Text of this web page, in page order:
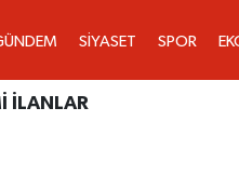
SİYASET SPOR
İLANLAR